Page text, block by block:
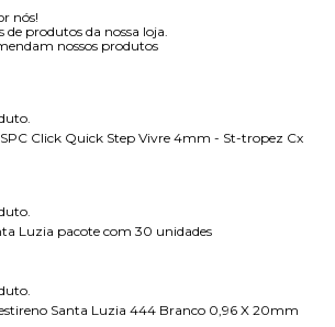
nós!
produtos da nossa loja.
nossos produtos
Click Quick Step Vivre 4mm - St-tropez Cx
Luzia pacote com 30 unidades
Santa Luzia 444 Branco 0,96 X 20mm